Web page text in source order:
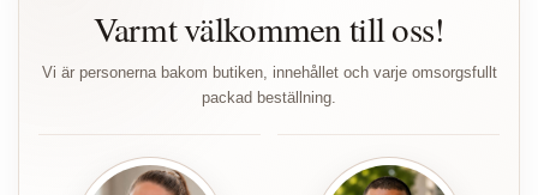
Varmt välkommen till oss!
Vi är personerna bakom butiken, innehållet och varje omsorgsfullt
packad beställning.